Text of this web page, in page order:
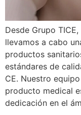
Desde Grupo
llevamos a cabo
productos
estándares de
CE. Nuestro
producto medical
dedicación en el